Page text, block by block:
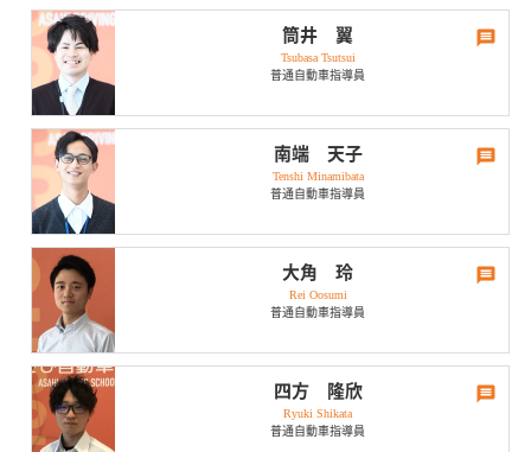
免許を取得すると今まで出来なかったことや、楽しい思い出がたくさ
ん増えると思います！ただし、危険なこともあります。学科や技能教
習を通して、しっかりと技術や知識を身につけ、無事故・無違反が出
て、今はテニスが好きです。
思い出のドライブは？
想い出のドライブは、免許を取得して、早く慣れるために一人で出掛
けた際にカーナビを自宅までセットしてルート通り走ったら、高速道
路に乗せられ心臓バクバクになりながら、すぐ次の出口で出たことを
ひとこと
疑問に思ったことは何でも聞いてくださいね。教習中でも見かけた時
休日･趣味は？
最近はサウナが大好きになり、休日は家の近くのサウナに通ってま
す。もしおすすめのサウナがあったら教えてもらえると嬉しいです！
思い出のドライブは？
免許取り立ての頃に岐阜県の山道に友達と行きました。途中で道が無
くなり引き返すことになりましたが今ではいい思い出になってます。
免許取得までしっかりサポートさせていただきます。免許取得まで一
筒井 翼
Tsubasa Tsutsui
普通自動車指導員
休日･趣味は？
ゲーム！アニメ！お酒！FRUITS ZIPPER！バイク！基本隠キャ趣味で
す！
思い出のドライブは？
最近バイクを買ったんですが！納車当日に少しツーリングに行ったの
が1番です！楽しくて楽しくてずっと乗ってたかったです！寒かったで
す！
教習に来るのが楽しく感じられるような教習ができるようがんばりま
す！でも卒業後に事故違反を起こしてほしくないので割と真面目な教
習をしてます！ バランスが難しいですね！
南端 天子
Tenshi Minamibata
普通自動車指導員
休日･趣味は？
休日はソフトテニスをしています。家にいる時はアニメを観ながらア
イス、ポテチを食べてグダグダしています。
思い出のドライブは？
思い出に残っているドライブは、免許取得した2日後に山道を運転して
木が倒れていて狭い道で方向変換をして家に帰ったのが怖かったので
よく覚えています…免許を持っていてもまだ一人前じゃないことを理
大角 玲
Rei Oosumi
普通自動車指導員
休日･趣味は？
休みの日は家でゲームをしたりアニメを見たりすることが多いです！
他にも楽器を弾いたり、絵を描いたりとけっこう多趣味な方です！み
四方 隆欣
Ryuki Shikata
普通自動車指導員